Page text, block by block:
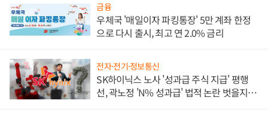
금융
우체국 '매일이자 파킹통장' 5만 계좌 한정
으로 다시 출시, 최고 연 2.0% 금리
전자·전기·정보통신
SK하이닉스 노사 '성과급 주식 지급' 평행
선, 곽노정 'N% 성과급' 법적 논란 벗을지 주